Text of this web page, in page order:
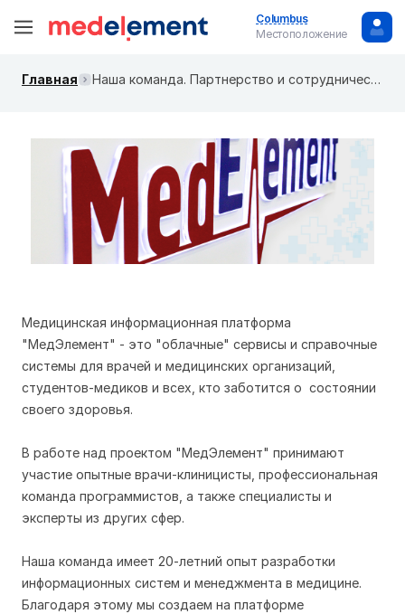
Columbus
Местоположение
Главная Наша команда. Партнерство и сотрудничество
Медицинская информационная платформа
"МедЭлемент" - это "облачные" сервисы и справочные
системы для врачей и медицинских организаций,
студентов-медиков и всех, кто заботится о состоянии
своего здоровья.
В работе над проектом "МедЭлемент" принимают
участие опытные врачи-клиницисты, профессиональная
команда программистов, а также специалисты и
эксперты из других сфер.
Наша команда имеет 20-летний опыт разработки
информационных систем и менеджмента в медицине.
Благодаря этому мы создаем на платформе